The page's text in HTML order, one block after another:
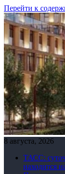
Перейти к
8 августа, 2026
ТАСС:
находится